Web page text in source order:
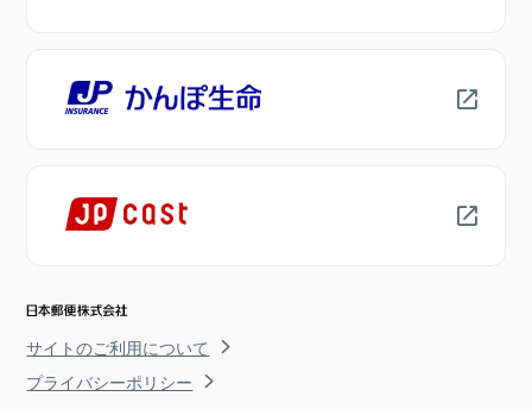
サイトのご利用について
プライバシーポリシー